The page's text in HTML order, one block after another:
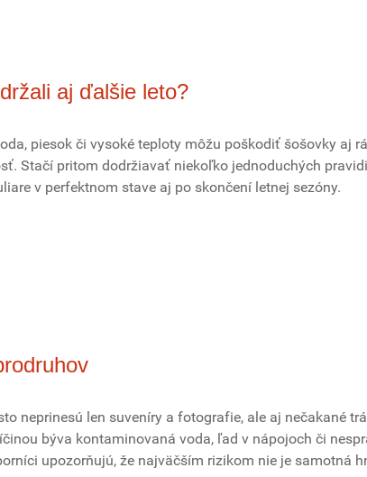
aj ďalšie leto?
piesok či vysoké teploty môžu poškodiť šošovky aj
Stačí pritom dodržiavať niekoľko jednoduchých
v perfektnom stave aj po skončení letnej sezóny.
neprinesú len suveníry a fotografie, ale aj nečakané
býva kontaminovaná voda, ľad v nápojoch či
upozorňujú, že najväčším rizikom nie je samotná